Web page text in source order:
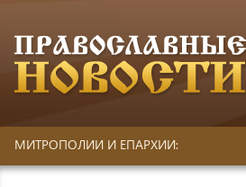
МИТРОПОЛИИ И ЕПАРХИИ: